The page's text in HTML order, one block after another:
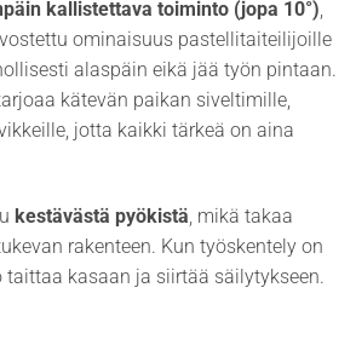
kallistettava toiminto (jopa 10°),
ominaisuus pastellitaiteilijoille
alaspäin eikä jää työn pintaan.
kätevän paikan siveltimille,
jotta kaikki tärkeä on aina
kestävästä pyökistä , mikä takaa
rakenteen. Kun työskentely on
taittaa kasaan ja siirtää säilytykseen.